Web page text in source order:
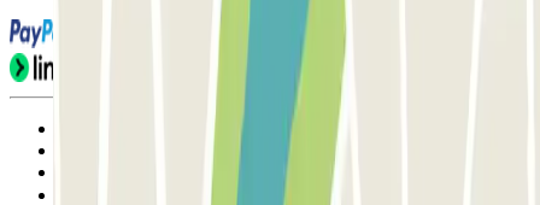
Condiciones de uso y contratación
Condiciones de cancelación